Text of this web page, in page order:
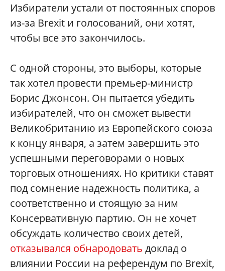
Избиратели устали от постоянных споров
из-за Brexit и голосований, они хотят,
чтобы все это закончилось.
С одной стороны, это выборы, которые
так хотел провести премьер-министр
Борис Джонсон. Он пытается убедить
избирателей, что он сможет вывести
Великобританию из Европейского союза
к концу января, а затем завершить это
успешными переговорами о новых
торговых отношениях. Но критики ставят
под сомнение надежность политика, а
соответственно и стоящую за ним
Консервативную партию. Он не хочет
обсуждать количество своих детей,
отказывался обнародовать доклад о
влиянии России на референдум по Brexit,